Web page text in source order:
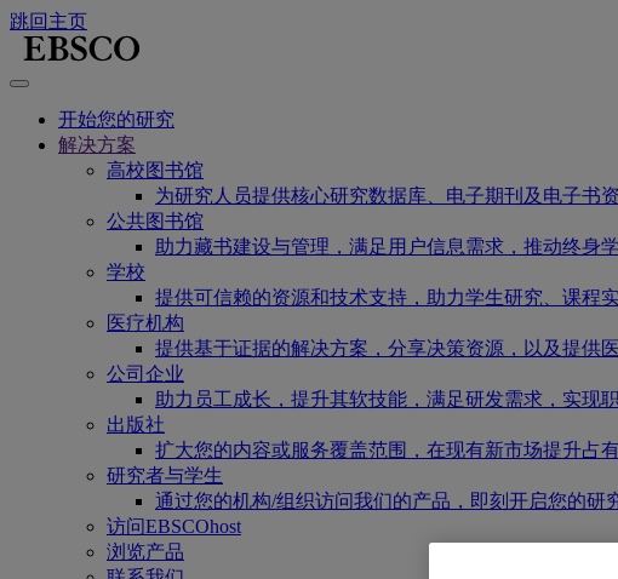
跳回主页
开始您的研究
解决方案
高校图书馆
为研究人员提供核心研究数据库、电子期刊及电子书
公共图书馆
助力藏书建设与管理，满足用户信息需求，推动终身
学校
提供可信赖的资源和技术支持，助力学生研究、课程
医疗机构
提供基于证据的解决方案，分享决策资源，以及提供
公司企业
助力员工成长，提升其软技能，满足研发需求，实现职
出版社
扩大您的内容或服务覆盖范围，在现有新市场提升占有
研究者与学生
通过您的机构/组织访问我们的产品，即刻开启您的研
访问EBSCOhost
浏览产品